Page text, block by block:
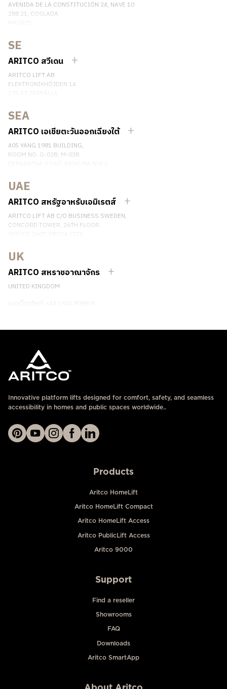
AVENIDA DE LA CONSTITUCIÓN 24, NAVE 10
288 21, COSLADA
เบอร์โทรศัพท์: (+34) 918 622 552
ติดต่อเรา
SE
ARITCO สวีเดน
ARITCO LIFT AB
ELEKTRONIKHÖJDEN 14
เบอร์โทรศัพท์: +46 8 120 401 00
ติดต่อเรา
SEA
ARITCO เอเชียตะวันออกเฉียงใต้
405 YANG 1981 BUILDING,
ROOM NO. G-02B, M-03B
เบอร์โทรศัพท์: +66 863174017
ติดต่อเรา
UAE
ARITCO สหรัฐอาหรับเอมิเรตส์
ARITCO LIFT AB C/O BUSINESS SWEDEN,
CONCORD TOWER, 26TH FLOOR,
ติดต่อเรา
UK
ARITCO สหราชอาณาจักร
UNITED KINGDOM
เบอร์โทรศัพท์: +44 1604 808809
Innovative platform lifts designed for comfort, safety, and seamless
accessibility in homes and public spaces worldwide..
Products
Aritco HomeLift
Aritco HomeLift Compact
Aritco HomeLift Access
Aritco PublicLift Access
Aritco 9000
Support
Find a reseller
Showrooms
FAQ
Downloads
Aritco SmartApp